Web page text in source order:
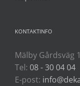
KONTAKTINFO
Mälby Gårdsväg
Tel: 08 - 30 04 04
E-post: